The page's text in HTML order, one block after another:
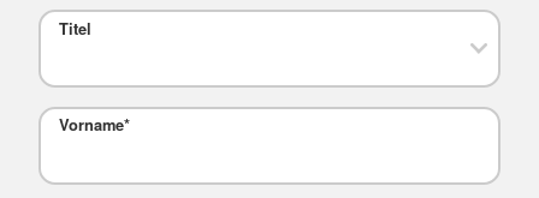
Titel
Vorname*